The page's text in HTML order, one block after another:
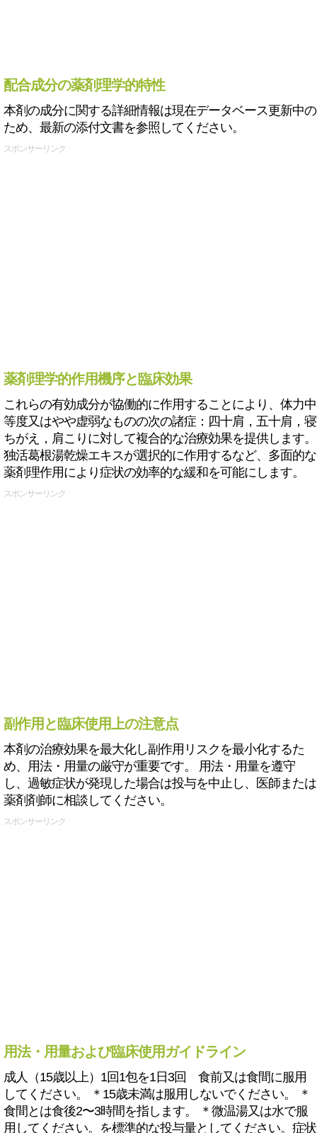
配合成分の薬剤理学的特性
本剤の成分に関する詳細情報は現在データベース更新中の
ため、最新の添付文書を参照してください。
スポンサーリンク
薬剤理学的作用機序と臨床効果
これらの有効成分が協働的に作用することにより、体力中
等度又はやや虚弱なものの次の諸症：四十肩，五十肩，寝
ちがえ，肩こりに対して複合的な治療効果を提供します。
独活葛根湯乾燥エキスが選択的に作用するなど、多面的な
薬剤理作用により症状の効率的な緩和を可能にします。
スポンサーリンク
副作用と臨床使用上の注意点
本剤の治療効果を最大化し副作用リスクを最小化するた
め、用法・用量の厳守が重要です。 用法・用量を遵守
し、過敏症状が発現した場合は投与を中止し、医師または
薬剤剤師に相談してください。
スポンサーリンク
用法・用量および臨床使用ガイドライン
成人（15歳以上）1回1包を1日3回 食前又は食間に服用
してください。 ＊15歳未満は服用しないでください。 ＊
食間とは食後2〜3時間を指します。 ＊微温湯又は水で服
用してください。を標準的な投与量としてください。症状